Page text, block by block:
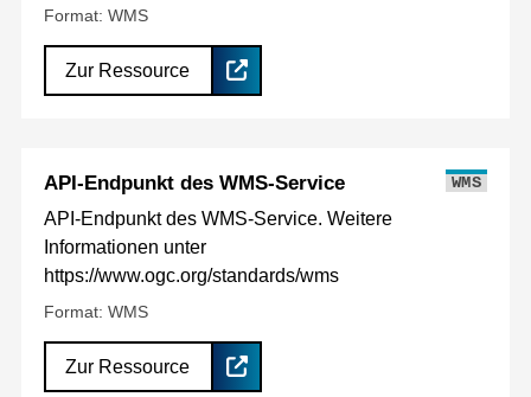
Format: WMS
Zur Ressource
API-Endpunkt des WMS-Service WMS
API-Endpunkt des WMS-Service. Weitere
Informationen unter
https://www.ogc.org/standards/wms
Format: WMS
Zur Ressource